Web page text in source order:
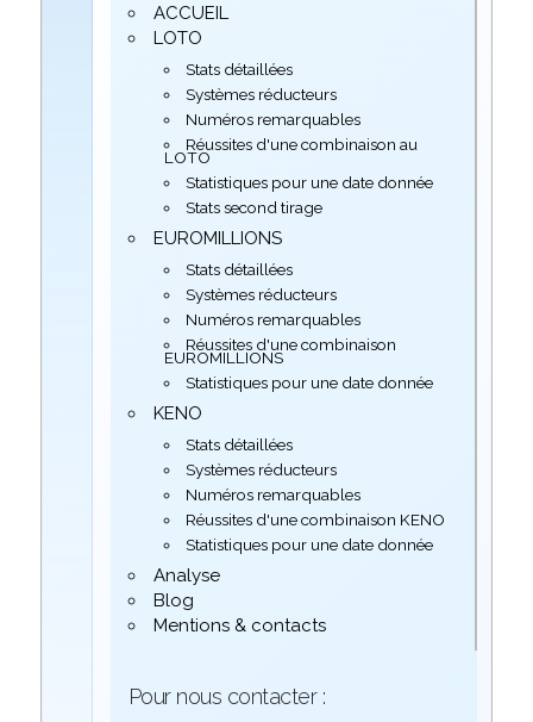
ACCUEIL
LOTO
Stats détaillées
Systèmes réducteurs
Numéros remarquables
Réussites d'une combinaison au
LOTO
Statistiques pour une date donnée
Stats second tirage
EUROMILLIONS
Stats détaillées
Systèmes réducteurs
Numéros remarquables
Réussites d'une combinaison
EUROMILLIONS
Statistiques pour une date donnée
KENO
Stats détaillées
Systèmes réducteurs
Numéros remarquables
Réussites d'une combinaison KENO
Statistiques pour une date donnée
Analyse
Blog
Mentions & contacts
Pour nous contacter :